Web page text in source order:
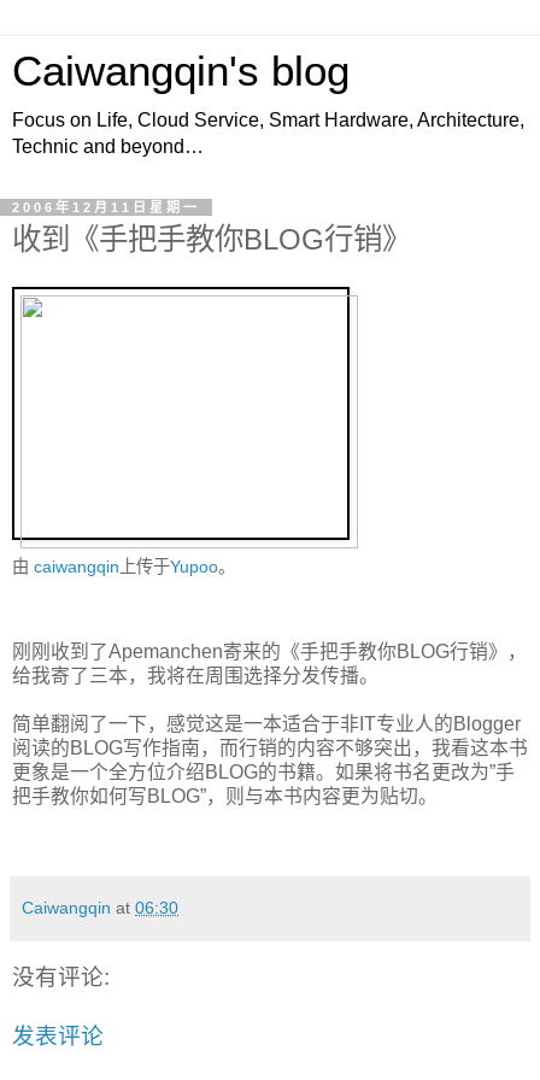
Caiwangqin's blog
Focus on Life, Cloud Service, Smart Hardware, Architecture,
Technic and beyond…
2006年12月11日星期一
收到《手把手教你BLOG行销》
由 caiwangqin 上传于Yupoo。
刚刚收到了Apemanchen寄来的《手把手教你BLOG行销》，
给我寄了三本，我将在周围选择分发传播。
简单翻阅了一下，感觉这是一本适合于非IT专业人的Blogger
阅读的BLOG写作指南，而行销的内容不够突出，我看这本书
更象是一个全方位介绍BLOG的书籍。如果将书名更改为”手
把手教你如何写BLOG”，则与本书内容更为贴切。
Caiwangqin at 06:30
没有评论:
发表评论